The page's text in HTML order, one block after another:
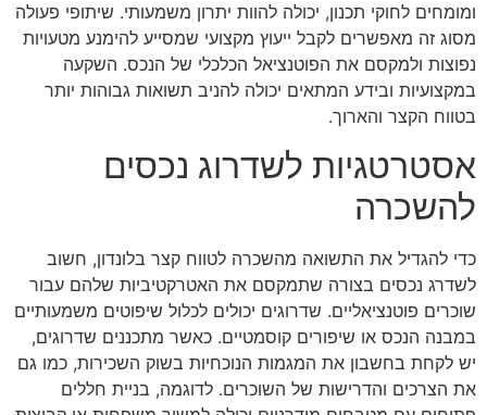
ומומחים לחוקי תכנון, יכולה להוות יתרון משמעותי. שיתופי פעולה
מסוג זה מאפשרים לקבל ייעוץ מקצועי שמסייע להימנע מטעויות
נפוצות ולמקסם את הפוטנציאל הכלכלי של הנכס. השקעה
במקצועיות ובידע המתאים יכולה להניב תשואות גבוהות יותר
בטווח הקצר והארוך.
אסטרטגיות לשדרוג נכסים
להשכרה
כדי להגדיל את התשואה מהשכרה לטווח קצר בלונדון, חשוב
לשדרג נכסים בצורה שתמקסם את האטרקטיביות שלהם עבור
שוכרים פוטנציאליים. שדרוגים יכולים לכלול שיפוטים משמעותיים
במבנה הנכס או שיפורים קוסמטיים. כאשר מתכננים שדרוגים,
יש לקחת בחשבון את המגמות הנוכחיות בשוק השכירות, כמו גם
את הצרכים והדרישות של השוכרים. לדוגמה, בניית חללים